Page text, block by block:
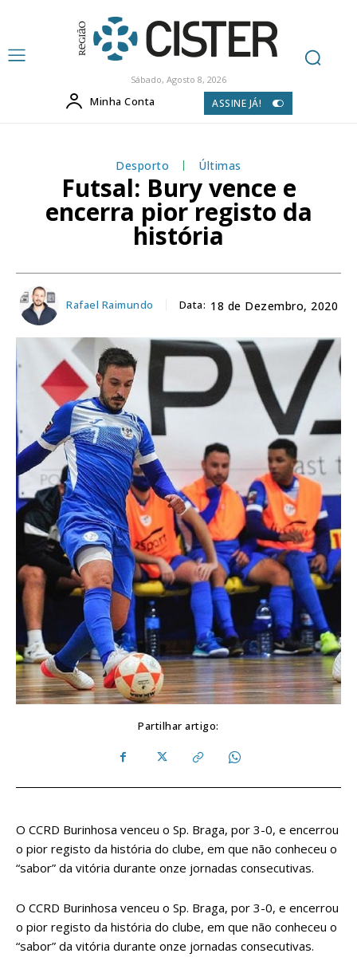
Sábado, Agosto 8, 2026
Minha Conta ASSINE JÁ!
Desporto Últimas
Futsal: Bury vence e
encerra pior registo da
história
Rafael Raimundo Data: 18 de Dezembro, 2020
Partilhar artigo:
O CCRD Burinhosa venceu o Sp. Braga, por 3-0, e encerrou
o pior registo da história do clube, em que não conheceu o
“sabor” da vitória durante onze jornadas consecutivas.
O CCRD Burinhosa venceu o Sp. Braga, por 3-0, e encerrou
o pior registo da história do clube, em que não conheceu o
“sabor” da vitória durante onze jornadas consecutivas.